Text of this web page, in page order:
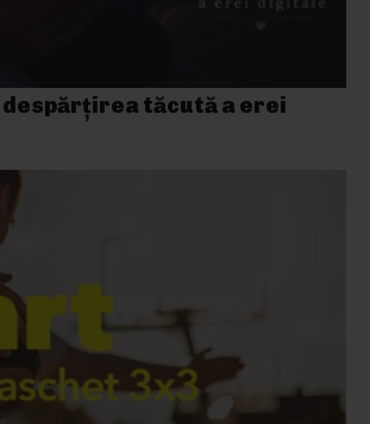
despărțirea tăcută a erei